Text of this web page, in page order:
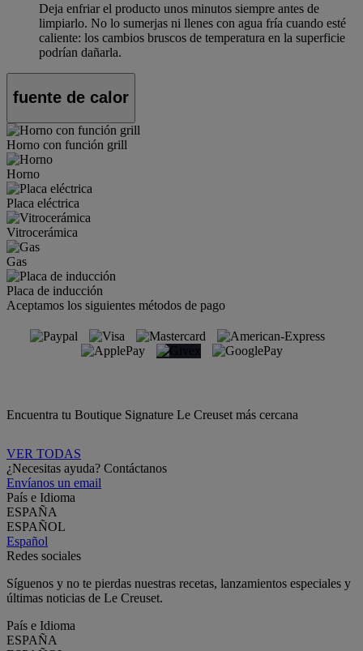
Deja enfriar el producto unos minutos siempre antes de
limpiarlo. No lo sumerjas ni llenes con agua fría cuando esté
caliente: los cambios bruscos de temperatura en la superficie
podrían dañarla.
fuente de calor
Horno con función grill
Horno
Placa eléctrica
Vitrocerámica
Gas
Placa de inducción
Aceptamos los siguientes métodos de pago
Encuentra tu Boutique Signature Le Creuset más cercana
VER TODAS
¿Necesitas ayuda? Contáctanos
Envíanos un email
País e Idioma
ESPAÑA
ESPAÑOL
Español
Redes sociales
Síguenos y no te pierdas nuestras recetas, lanzamientos especiales y
últimas noticias de Le Creuset.
País e Idioma
ESPAÑA